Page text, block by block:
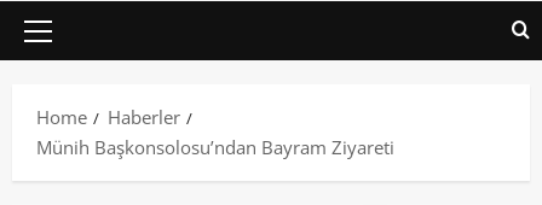
Home
Haberler
Münih Başkonsolosu’ndan Bayram Ziyareti